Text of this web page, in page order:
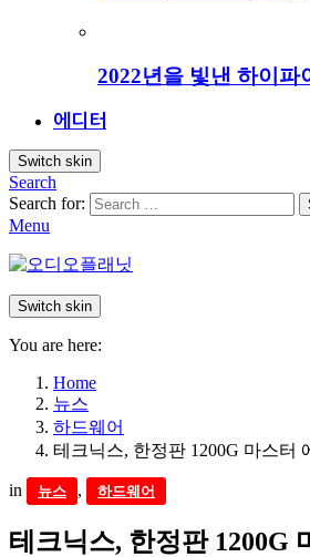
2022년을 빛낸 하이파
에디터
Switch skin
Search
Search for:
Menu
Switch skin
You are here:
Home
뉴스
하드웨어
테크닉스, 한정판 1200G 마스터
in 뉴스 , 하드웨어
테크닉스, 한정판 1200G